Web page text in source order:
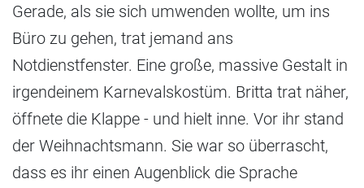
Gerade, als sie sich umwenden wollte, um ins
Büro zu gehen, trat jemand ans
Notdienstfenster. Eine große, massive Gestalt in
irgendeinem Karnevalskostüm. Britta trat näher,
öffnete die Klappe - und hielt inne. Vor ihr stand
der Weihnachtsmann. Sie war so überrascht,
dass es ihr einen Augenblick die Sprache